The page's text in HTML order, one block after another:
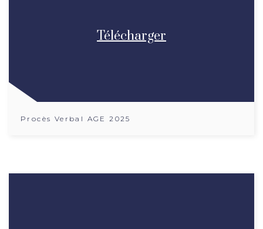
Télécharger
Procès Verbal AGE 2025